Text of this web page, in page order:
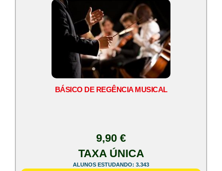
BÁSICO DE REGÊNCIA MUSICAL
9,90 €
TAXA ÚNICA
ALUNOS ESTUDANDO: 3.343